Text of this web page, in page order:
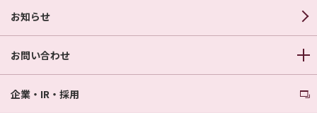
お知らせ
お問い合わせ
企業・IR・採用